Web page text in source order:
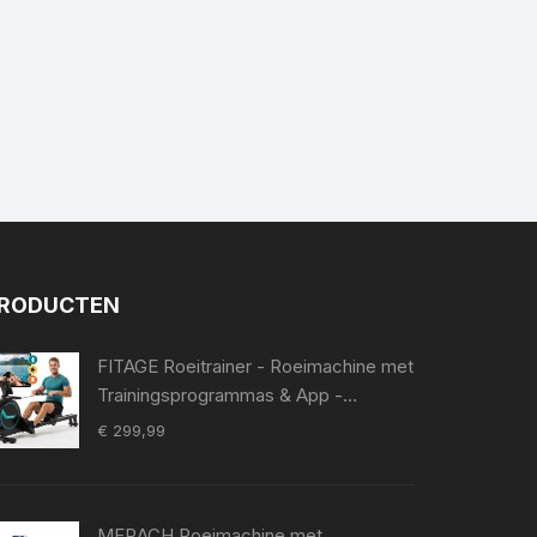
FITAGE Roeitrainer - Roeimachine met
Trainingsprogrammas & App -
Inklapbaar Roeiapparaat met 16
€ 299,99